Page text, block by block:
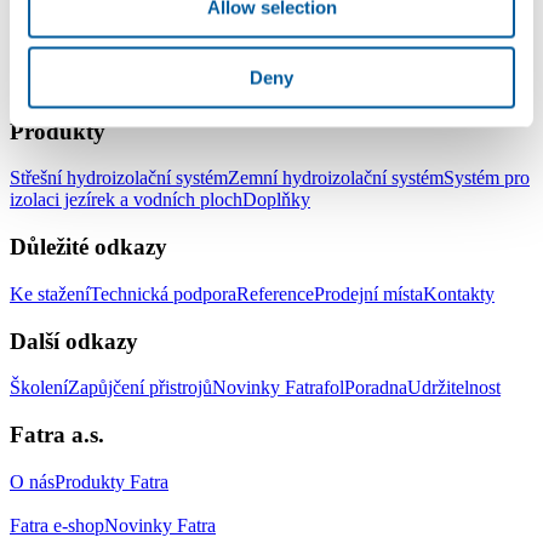
Allow selection
Deny
YouTube
Produkty
Střešní hydroizolační systémZemní hydroizolační systémSystém pro
izolaci jezírek a vodních plochDoplňky
Důležité odkazy
Ke staženíTechnická podporaReferenceProdejní místaKontakty
Další odkazy
ŠkoleníZapůjčení přistrojůNovinky FatrafolPoradnaUdržitelnost
Fatra a.s.
O násProdukty Fatra
Fatra e-shopNovinky Fatra